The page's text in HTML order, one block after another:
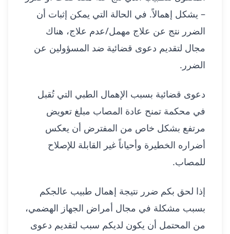
– يشكل إهمالاً. في الحالة التي يمكن إثبات أن
الضرر نتج عن علاج مهمل/عدم علاج، هناك
مجال لتقديم دعوى قضائية ضد المسؤولين عن
الضرر.
دعوى قضائية بسبب الإهمال الطبي التي تُقبل
في محكمة تمنح عادة المصاب مبلغ تعويض
مرتفع بشكل خاص من المفترض أن يعكس
أضراره الخطيرة وأحياناً غير القابلة للإصلاح
للمصاب.
إذا لحق بكم ضرر نتيجة إهمال طبيب عالجكم
بسبب مشكلة في مجال أمراض الجهاز الهضمي،
من المحتمل أن يكون لديكم سبب لتقديم دعوى